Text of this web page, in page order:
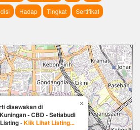
Hadap Tingkat
Sertifikat
disewakan di
- CBD - Setiabudi
-Klik Lihat Listing...
×